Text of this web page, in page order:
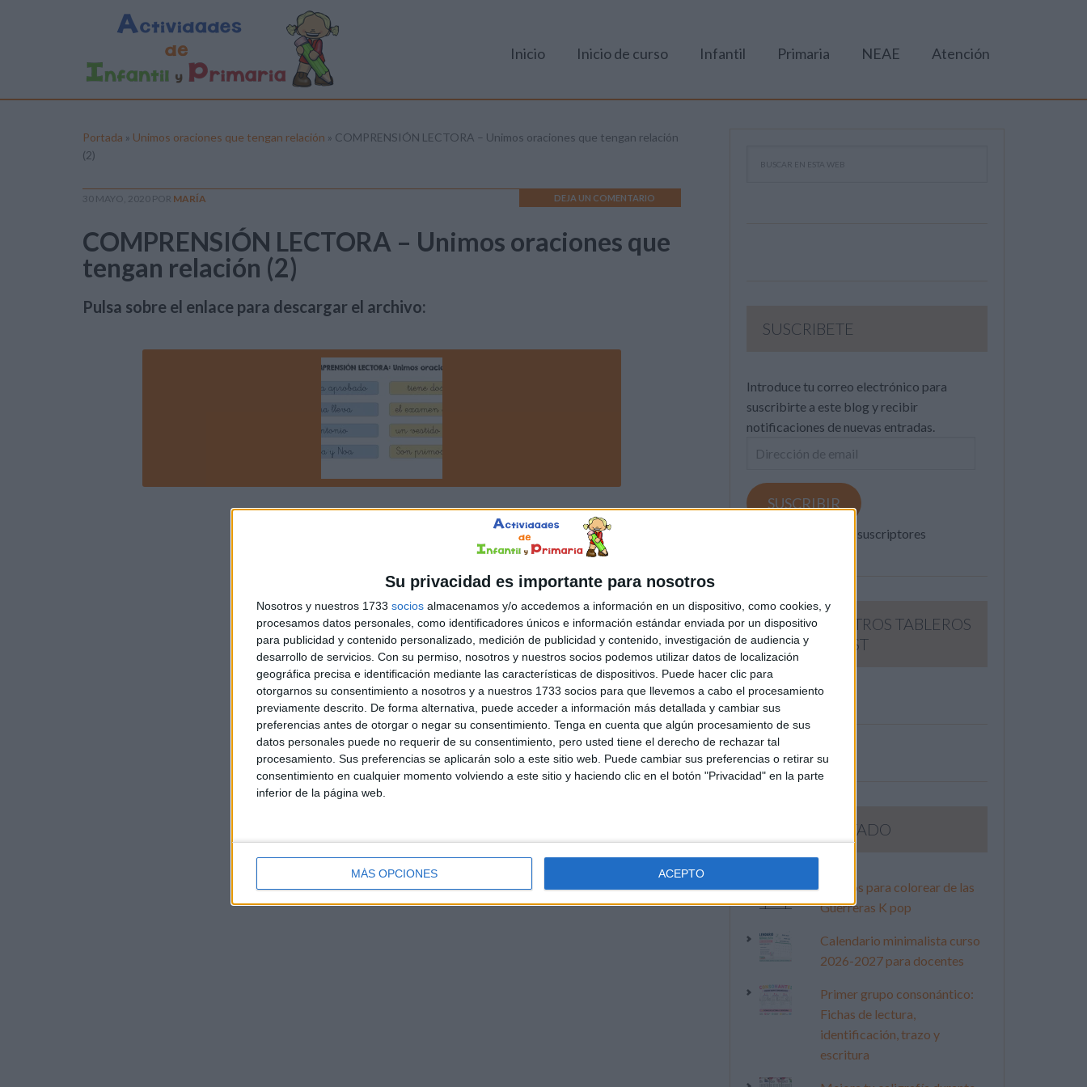
Su privacidad es importante para nosotros
Nosotros y nuestros 1733 socios almacenamos y/o accedemos a información en un dispositivo, como cookies, y
procesamos datos personales, como identificadores únicos e información estándar enviada por un dispositivo
para publicidad y contenido personalizado, medición de publicidad y contenido, investigación de audiencia y
desarrollo de servicios. Con su permiso, nosotros y nuestros socios podemos utilizar datos de localización
geográfica precisa e identificación mediante las características de dispositivos. Puede hacer clic para
otorgarnos su consentimiento a nosotros y a nuestros 1733 socios para que llevemos a cabo el procesamiento
previamente descrito. De forma alternativa, puede acceder a información más detallada y cambiar sus
preferencias antes de otorgar o negar su consentimiento. Tenga en cuenta que algún procesamiento de sus
datos personales puede no requerir de su consentimiento, pero usted tiene el derecho de rechazar tal
procesamiento. Sus preferencias se aplicarán solo a este sitio web. Puede cambiar sus preferencias o retirar su
consentimiento en cualquier momento volviendo a este sitio y haciendo clic en el botón "Privacidad" en la parte
inferior de la página web.
MÁS OPCIONES ACEPTO
Inicio Inicio de curso Infantil Primaria NEAE Atención
Portada » Unimos oraciones que tengan relación » COMPRENSIÓN LECTORA – Unimos oraciones que tengan relación
(2)
30 MAYO, 2020 POR MARÍA DEJA UN COMENTARIO
COMPRENSIÓN LECTORA – Unimos oraciones que
tengan relación (2)
Pulsa sobre el enlace para descargar el archivo:
SUSCRIBETE
Introduce tu correo electrónico para
suscribirte a este blog y recibir
notificaciones de nuevas entradas.
Dirección
email
SUSCRIBIR
Únete a otros 371K suscriptores
SIGUE NUESTROS TABLEROS
EN PINTEREST
LO MÁS VISITADO
Dibujos para colorear de las
Guerreras K pop
Calendario minimalista curso
2026-2027 para docentes
Primer grupo consonántico:
Fichas de lectura,
identificación, trazo y
escritura